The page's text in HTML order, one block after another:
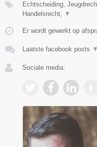
Echtscheiding,
Handelsrecht, ▼
Er wordt gewerkt op
Laatste facebook posts ▼
Sociale media: